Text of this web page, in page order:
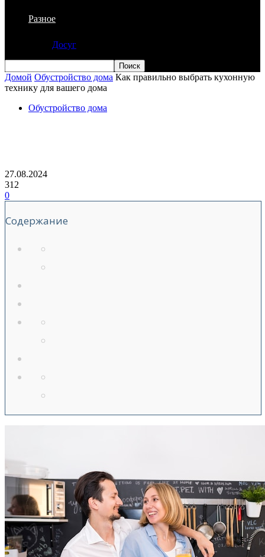
Разное
Досуг
Домой Обустройство дома Как правильно выбрать кухонную
технику для вашего дома
Обустройство дома
27.08.2024
312
0
Содержание